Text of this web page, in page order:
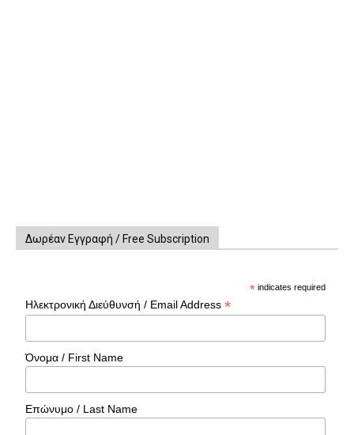
Δωρέαν Εγγραφή / Free Subscription
* indicates required
Ηλεκτρονική Διεύθυνσή / Email Address*
Όνομα / First Name
Επώνυμο / Last Name